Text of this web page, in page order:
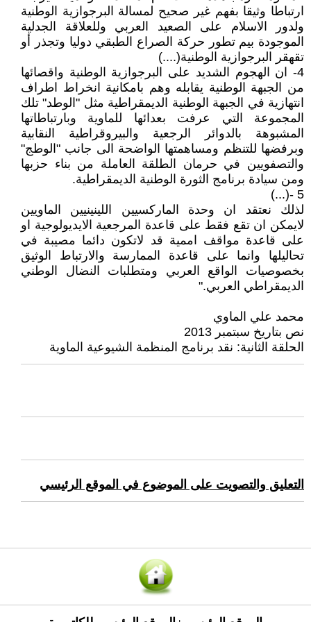
ارتباطا وثيقا بفهم غير صحيح لمسالة البرجوازية الوطنية
ولدور الاسلام على الصعيد العربي وللعلاقة الجدلية
الموجودة بيم تطور حركة الصراع الطبقي دوليا وتجذر أو
تقهقر البرجوازية الوطنية(....)
4- ان الهجوم الشديد على البرجوازية الوطنية واقصائها
من الجبهة الوطنية يقابله وهم بامكانية انخراط اطراف
انتهازية في الجبهة الوطنية الديمقراطية مثل "الوطد" تلك
المجموعة التي عرفت بعدائها للماوية وبارتباطاتها
المشبوهة بالدوائر الرجعية والبيروقراطية النقابية
وبرفضها للتنظم ومساهمتها الواضحة الى جانب "الوطج"
والتصفويين في حرمان الطلقة العاملة من بناء حزبها
ومن سيادة برنامج الثورة الوطنية الديمقراطية.
5 -(...)
لذلك نعتقد ان وحدة الماركسيين اللينينيين الماويين
لايمكن ان تقع فقط على قاعدة المرجعية الايديولوجية او
على قاعدة مواقف اممية قد لاتكون دائما مصيبة في
تحاليلها وانما على قاعدة الممارسة والارتباط الوثيق
بخصوصيات الواقع العربي ومتطلبات النضال الوطني
الديمقراطي العربي."
محمد علي الماوي
نص بتاريخ سبتمبر 2013
الحلقة الثانية: نقد برنامج المنظمة الشيوعية الماوية
التعليق والتصويت على الموضوع في الموقع الرئيسي